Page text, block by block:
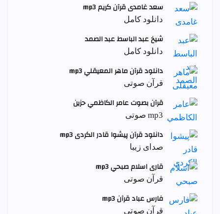
سعد غامدی قرآن کریم mp3
دانلود کامل
شيخ عبد الباسط عبد الصمد
دانلود کامل
دانلود قرآن ماهر المعيقلي mp3
قرآن صوتی
قرآن بصوت عامر الكاظمي حزين
mp3 صوتی
دانلود قرآن پیشوا قادر الکردی mp3
صدای زیبا
قاری اسلام صبحي mp3
قرآن صوتی
فارس عباد قرآن mp3
قرآن صوتی